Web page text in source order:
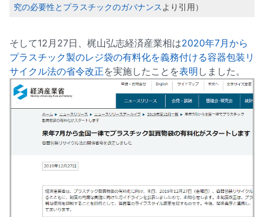
究の必要性とプラスチックのガバナンス より引用）
そして12月27日、梶山弘志経済産業相は2020年7月から
プラスチック製のレジ袋の有料化を義務付ける容器包装リ
サイクル法の省令改正を実施したことを表明 しました。